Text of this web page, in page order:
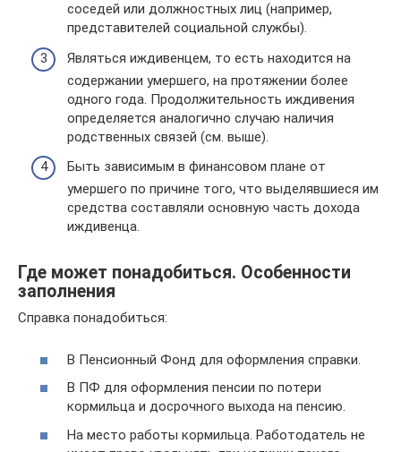
соседей или должностных лиц (например,
представителей социальной службы).
Являться иждивенцем, то есть находится на
содержании умершего, на протяжении более
одного года. Продолжительность иждивения
определяется аналогично случаю наличия
родственных связей (см. выше).
Быть зависимым в финансовом плане от
умершего по причине того, что выделявшиеся им
средства составляли основную часть дохода
иждивенца.
Где может понадобиться. Особенности
заполнения
Справка понадобиться:
В Пенсионный Фонд для оформления справки.
В ПФ для оформления пенсии по потери
кормильца и досрочного выхода на пенсию.
На место работы кормильца. Работодатель не